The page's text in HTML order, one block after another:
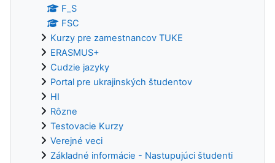
F_S
FSC
Kurzy pre zamestnancov TUKE
ERASMUS+
Cudzie jazyky
Portal pre ukrajinských študentov
HI
Rôzne
Testovacie Kurzy
Verejné veci
Základné informácie - Nastupujúci študenti